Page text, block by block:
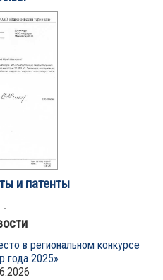
и патенты
в региональном конкурсе
года 2025»